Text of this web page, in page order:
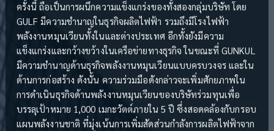
ครั้งนี้ ถือเป็นการผนึกความแข็งแกร่งของทั้งสองกลุ่มบริษัท โดย
GULF มีความชำนาญในธุรกิจผลิตไฟฟ้า รวมถึงมีโรงไฟฟ้า
พลังงานหมุนเวียนทั้งในและต่างประเทศ อีกทั้งยังมีความ
แข็งแกร่งและกว้างขว้างในเครือข่ายทางธุรกิจ ในขณะที่ GUNKUL
มีความชำนาญด้านธุรกิจพลังงานหมุนเวียนแบบครบวงจร และใน
ด้านการก่อสร้าง ดังนั้น ความร่วมมือดังกล่าวจะเพิ่มศักยภาพใน
การดำเนินธุรกิจด้านพลังงานหมุนเวียนของบริษัทร่วมทุนเพื่อ
บรรลุเป้าหมาย 1,000 เมกะวัตต์ภายใน 5 ปี ซึ่งสอดคล้องกับกรอบ
แผนพลังงานชาติ ที่มุ่งเน้นการเพิ่มสัดส่วนกำลังการผลิตไฟฟ้าจาก